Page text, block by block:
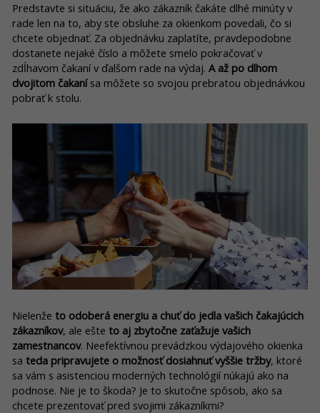
Predstavte si situáciu, že ako zákazník čakáte dlhé minúty v
rade len na to, aby ste obsluhe za okienkom povedali, čo si
chcete objednať. Za objednávku zaplatíte, pravdepodobne
dostanete nejaké číslo a môžete smelo pokračovať v
zdĺhavom čakaní v ďalšom rade na výdaj. A až po dlhom
dvojitom čakanísa môžete so svojou prebratou objednávkou
pobrať k stolu.
Nielenže to odoberá energiu a chuť do jedla vašich čakajúcich
zákazníkov, ale ešte to aj zbytočne zaťažuje vašich
zamestnancov. Neefektívnou prevádzkou výdajového okienka
sa teda pripravujete o možnosť dosiahnuť vyššie tržby, ktoré
sa vám s asistenciou moderných technológií núkajú ako na
podnose. Nie je to škoda? Je to skutočne spôsob, ako sa
chcete prezentovať pred svojimi zákazníkmi?